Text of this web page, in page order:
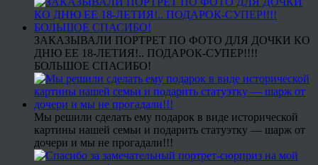
ЗАКАЗЫВАЛИ ПОРТРЕТ ПО ФОТО ДЛЯ ДОЧКИ КО
ДНЮ ЕЕ 18-ЛЕТИЯ!.. ПОДАРОК-СУПЕР!!!!
БОЛЬШОЕ СПАСИБО!
Мы решили сделать ему подарок в виде исторической
картины нашей семьи и подарить статуэтку — шарж от
дочери и мы не прогадали!!!